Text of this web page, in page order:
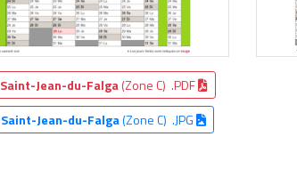
Saint-Jean-du-Falga(Zone C) .PDF
Saint-Jean-du-Falga(Zone C) .JPG